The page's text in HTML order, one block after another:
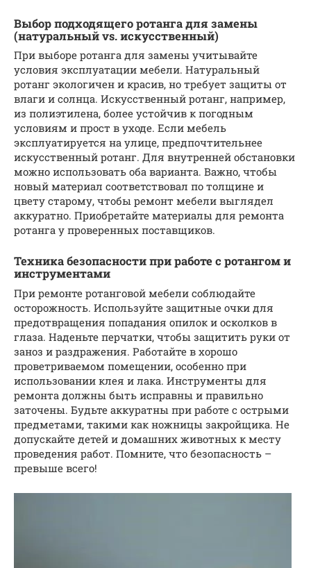
Выбор подходящего ротанга для замены
(натуральный vs. искусственный)
При выборе ротанга для замены учитывайте
условия эксплуатации мебели. Натуральный
ротанг экологичен и красив, но требует защиты от
влаги и солнца. Искусственный ротанг, например,
из полиэтилена, более устойчив к погодным
условиям и прост в уходе. Если мебель
эксплуатируется на улице, предпочтительнее
искусственный ротанг. Для внутренней обстановки
можно использовать оба варианта. Важно, чтобы
новый материал соответствовал по толщине и
цвету старому, чтобы ремонт мебели выглядел
аккуратно. Приобретайте материалы для ремонта
ротанга у проверенных поставщиков.
Техника безопасности при работе с ротангом и
инструментами
При ремонте ротанговой мебели соблюдайте
осторожность. Используйте защитные очки для
предотвращения попадания опилок и осколков в
глаза. Наденьте перчатки, чтобы защитить руки от
заноз и раздражения. Работайте в хорошо
проветриваемом помещении, особенно при
использовании клея и лака. Инструменты для
ремонта должны быть исправны и правильно
заточены. Будьте аккуратны при работе с острыми
предметами, такими как ножницы закройщика. Не
допускайте детей и домашних животных к месту
проведения работ. Помните, что безопасность –
превыше всего!